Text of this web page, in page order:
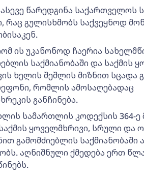
წარედგინა საქართველოს
რაც გულისხმობს საქვეყნოდ
ის უკანონოდ ჩაერია
საქმიანობაში და საქმის
ხელის შეშლის მიზნით სცადა
რომლის ამოსაღებადაც
განჩინება.
სამართლის კოდექსის 364-ე
ყოველმხრივი, სრული და
გამომძიებლის საქმიანობაში
აღნიშნული ქმედება ერთ